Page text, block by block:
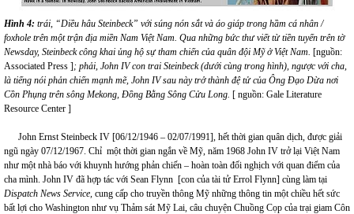
Hình 4: trái, “Diều hâu Steinbeck” với súng nón sắt và áo giáp trong hầm cá nhân /
foxhole trên một trận địa miền Nam Việt Nam. Qua những bức thư viết từ tiền tuyến trên tờ
Newsday, Steinbeck công khai ủng hộ sự tham chiến của quân đội Mỹ ở Việt Nam. [nguồn:
Associated Press ]; phải, John IV con trai Steinbeck (dưới cùng trong hình), ngược với cha,
là tiếng nói phản chiến mạnh mẽ, John IV sau này trở thành đệ tử của Ông Đạo Dừa nơi
Cồn Phụng trên sông Mekong, Đồng Bằng Sông Cửu Long. [ nguồn: Gale Literature
Resource Center ]
John Ernst Steinbeck IV [06/12/1946 – 02/07/1991], hết thời gian quân dịch, được giải
ngũ ngày 07/12/1967. Chỉ một thời gian ngắn về Mỹ, năm 1968 John IV trở lại Việt Nam
như một nhà báo với khuynh hướng phản chiến – hoàn toàn đối nghịch với quan điểm của
cha mình. John IV đã hợp tác với Sean Flynn [con của tài tử Errol Flynn] cùng làm tại
Dispatch News Service, cung cấp cho truyền thông Mỹ những thông tin một chiều hết sức
bất lợi cho Washington như vụ Thảm sát Mỹ Lai, câu chuyện Chuồng Cọp của trại giam Côn